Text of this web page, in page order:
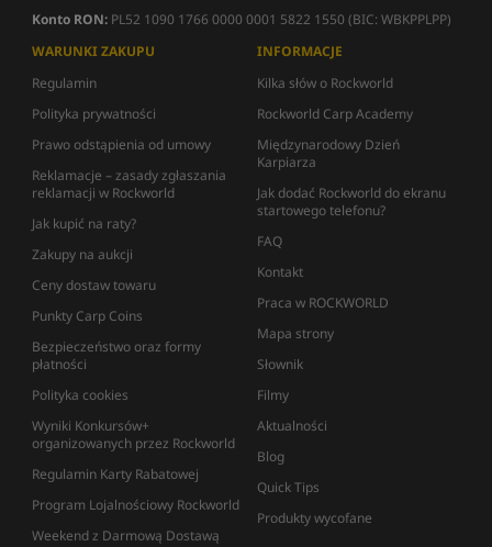
Konto RON: PL52 1090 1766 0000 0001 5822 1550 (BIC: WBKPPLPP)
WARUNKI ZAKUPU
Regulamin
Polityka prywatności
Prawo odstąpienia od umowy
Reklamacje – zasady zgłaszania
reklamacji w Rockworld
Jak kupić na raty?
Zakupy na aukcji
Ceny dostaw towaru
Punkty Carp Coins
Bezpieczeństwo oraz formy
płatności
Polityka cookies
Wyniki Konkursów+
organizowanych przez Rockworld
Regulamin Karty Rabatowej
Program Lojalnościowy Rockworld
Weekend z Darmową Dostawą
INFORMACJE
Kilka słów o Rockworld
Rockworld Carp Academy
Międzynarodowy Dzień
Karpiarza
Jak dodać Rockworld do ekranu
startowego telefonu?
FAQ
Kontakt
Praca w ROCKWORLD
Mapa strony
Słownik
Filmy
Aktualności
Blog
Quick Tips
Produkty wycofane